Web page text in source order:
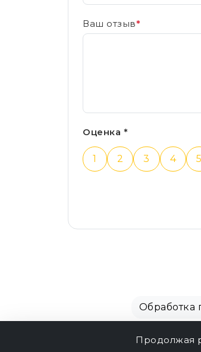
Ваш отзыв*
Оценка *
1 2 3 4 5
Обработка
Продолжая